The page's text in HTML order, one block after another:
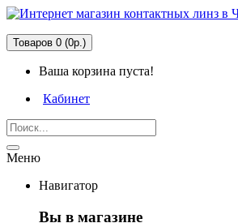
Товаров 0 (0р.)
Ваша корзина пуста!
Кабинет
Меню
Навигатор
Вы в магазине